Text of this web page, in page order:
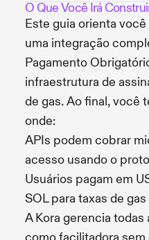
O Que Você Irá
Este guia orienta
uma integração
Pagamento
infraestrutura de
de gas. Ao final, você
onde:
APIs podem cobrar
acesso usando o
Usuários pagam em
SOL para taxas de gas
A Kora gerencia